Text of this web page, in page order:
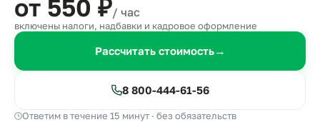
от 550 ₽/ час
включены налоги, надбавки и кадровое оформление
Рассчитать стоимость→
8 800-444-61-56
Ответим в течение 15 минут · без обязательств